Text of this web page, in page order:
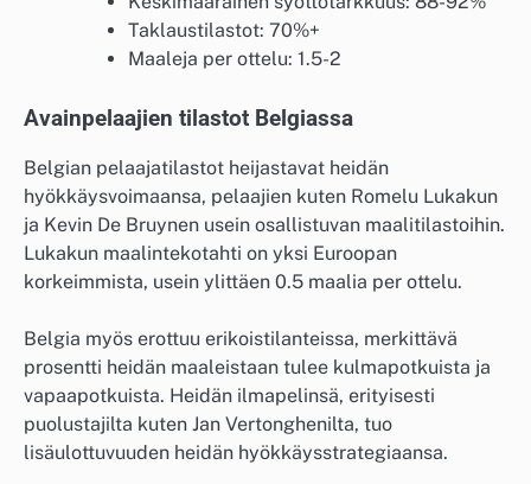
Taklaustilastot: 70%+
Maaleja per ottelu: 1.5-2
Avainpelaajien tilastot Belgiassa
Belgian pelaajatilastot heijastavat heidän
hyökkäysvoimaansa, pelaajien kuten Romelu Lukakun
ja Kevin De Bruynen usein osallistuvan maalitilastoihin.
Lukakun maalintekotahti on yksi Euroopan
korkeimmista, usein ylittäen 0.5 maalia per ottelu.
Belgia myös erottuu erikoistilanteissa, merkittävä
prosentti heidän maaleistaan tulee kulmapotkuista ja
vapaapotkuista. Heidän ilmapelinsä, erityisesti
puolustajilta kuten Jan Vertonghenilta, tuo
lisäulottuvuuden heidän hyökkäysstrategiaansa.